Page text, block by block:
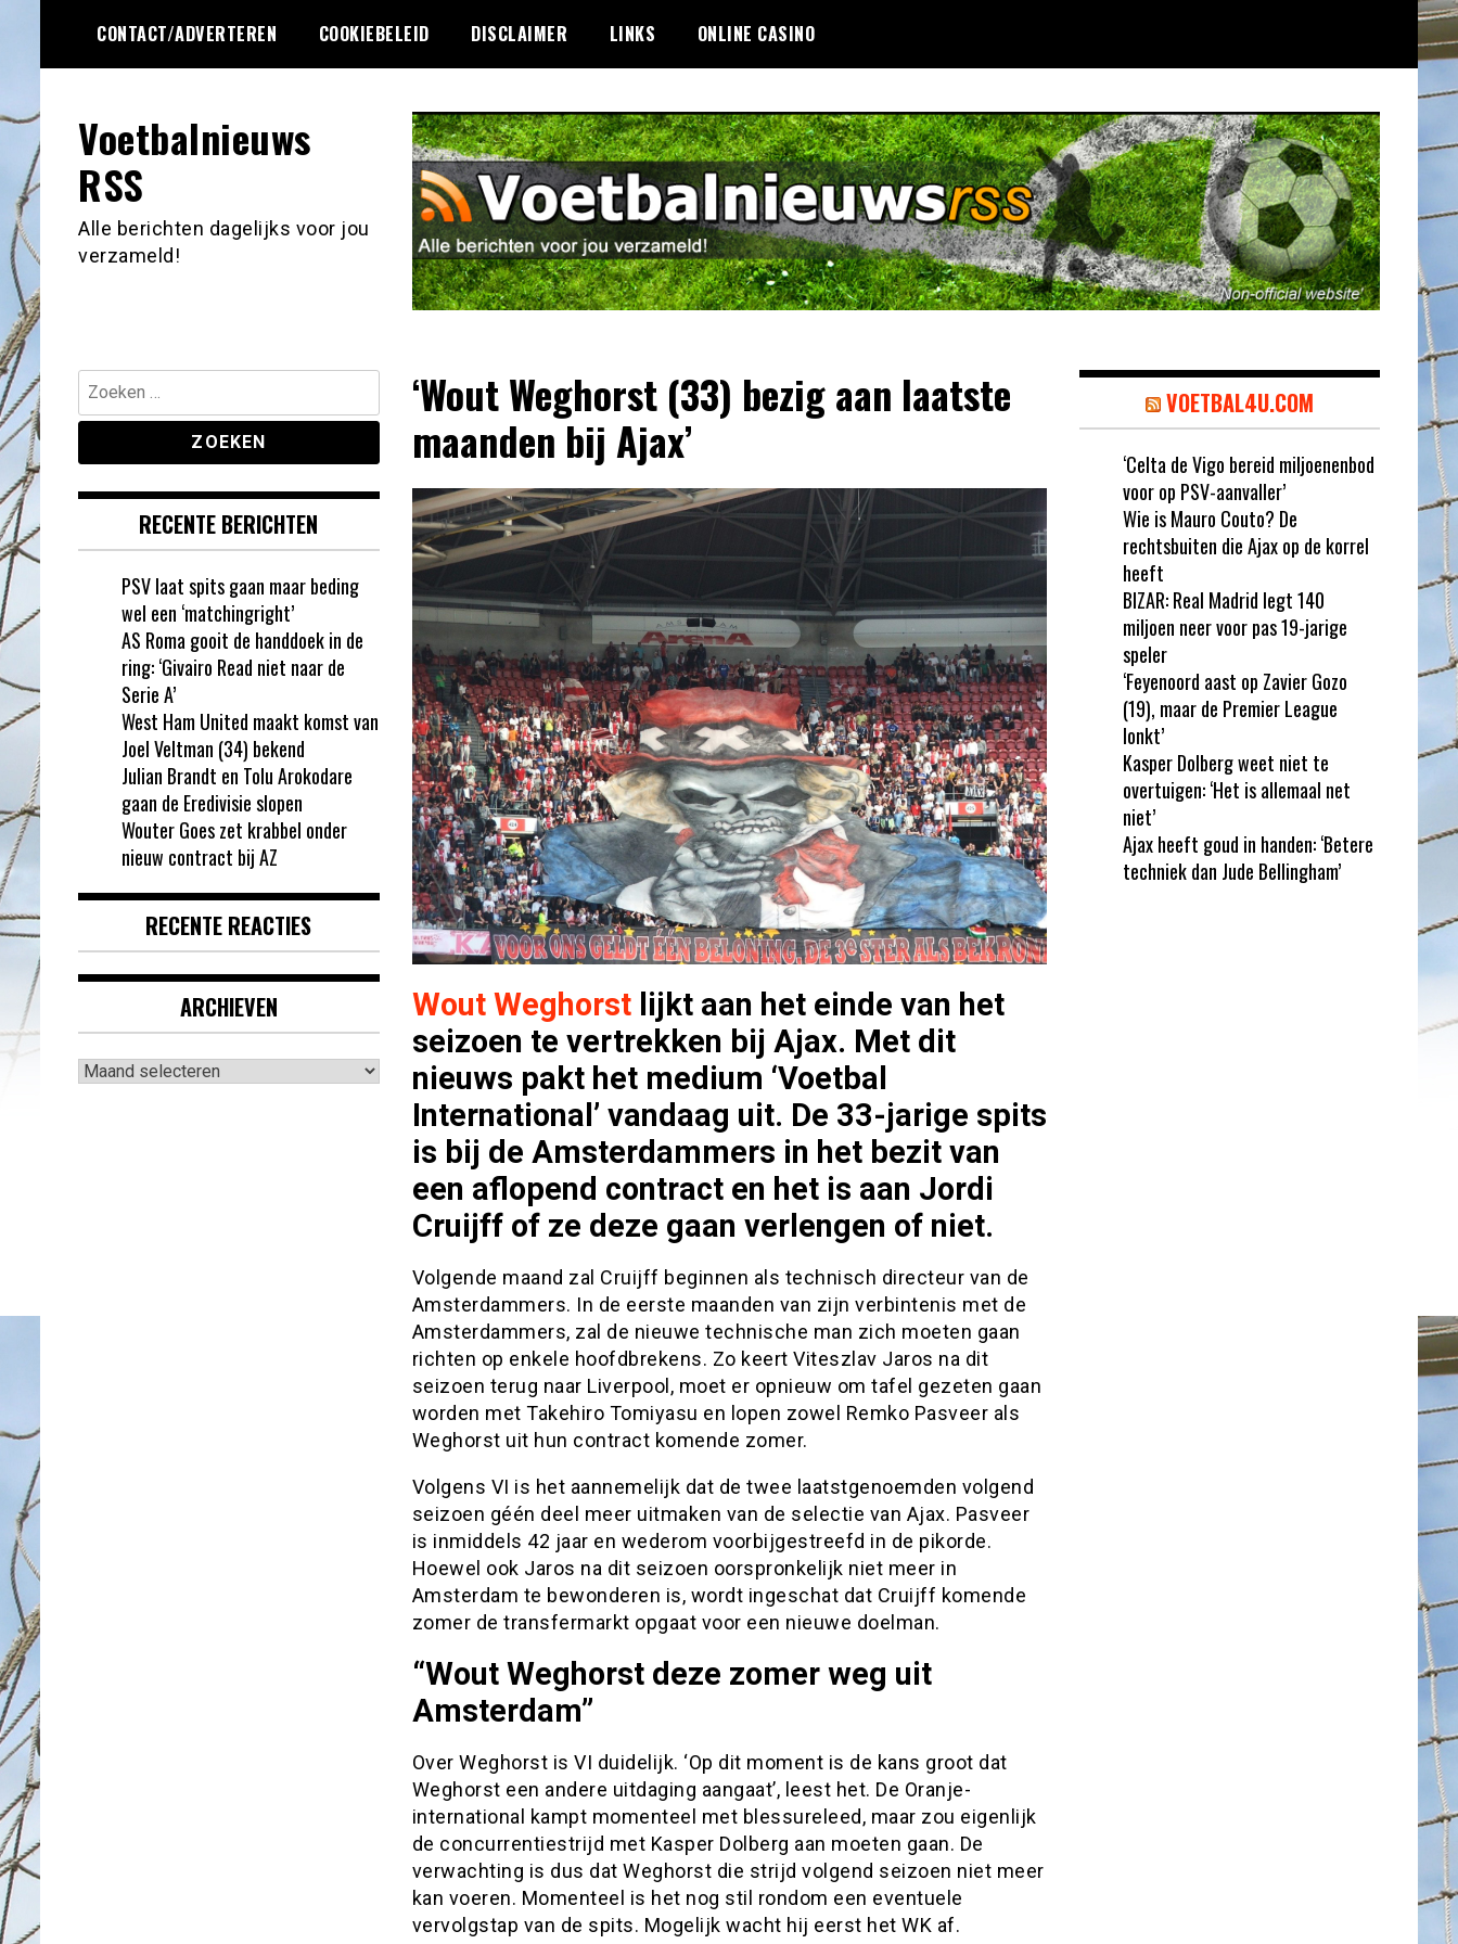
de
CONTACT/ADVERTEREN COOKIEBELEID DISCLAIMER LINKS ONLINE CASINO
Voetbalnieuws
RSS
Alle berichten dagelijks voor jou
verzameld!
‘Wout Weghorst (33) bezig aan laatste
maanden bij Ajax’
Wout Weghorstlijkt aan het einde van het
seizoen te vertrekken bij Ajax. Met dit
nieuws pakt het medium ‘Voetbal
International’ vandaag uit. De 33-jarige spits
is bij de Amsterdammers in het bezit van
een aflopend contract en het is aan Jordi
Cruijff of ze deze gaan verlengen of niet.
Volgende maand zal Cruijff beginnen als technisch directeur van de
Amsterdammers. In de eerste maanden van zijn verbintenis met de
Amsterdammers, zal de nieuwe technische man zich moeten gaan
richten op enkele hoofdbrekens. Zo keert Viteszlav Jaros na dit
seizoen terug naar Liverpool, moet er opnieuw om tafel gezeten gaan
worden met Takehiro Tomiyasu en lopen zowel Remko Pasveer als
Weghorst uit hun contract komende zomer.
Volgens VI is het aannemelijk dat de twee laatstgenoemden volgend
seizoen géén deel meer uitmaken van de selectie van Ajax. Pasveer
is inmiddels 42 jaar en wederom voorbijgestreefd in de pikorde.
Hoewel ook Jaros na dit seizoen oorspronkelijk niet meer in
Amsterdam te bewonderen is, wordt ingeschat dat Cruijff komende
zomer de transfermarkt opgaat voor een nieuwe doelman.
“Wout Weghorst deze zomer weg uit
Amsterdam”
Over Weghorst is VI duidelijk. ‘Op dit moment is de kans groot dat
Weghorst een andere uitdaging aangaat’, leest het. De Oranje-
international kampt momenteel met blessureleed, maar zou eigenlijk
de concurrentiestrijd met Kasper Dolberg aan moeten gaan. De
verwachting is dus dat Weghorst die strijd volgend seizoen niet meer
kan voeren. Momenteel is het nog stil rondom een eventuele
vervolgstap van de spits. Mogelijk wacht hij eerst het WK af.
Zoeken
naar:
RECENTE BERICHTEN
PSV laat spits gaan maar beding
wel een ‘matchingright’
AS Roma gooit de handdoek in de
ring: ‘Givairo Read niet naar de
Serie A’
West Ham United maakt komst van
Joel Veltman (34) bekend
Julian Brandt en Tolu Arokodare
gaan de Eredivisie slopen
Wouter Goes zet krabbel onder
nieuw contract bij AZ
RECENTE REACTIES
ARCHIEVEN
Archieven
VOETBAL4U.COM
‘Celta de Vigo bereid miljoenenbod
voor op PSV-aanvaller’
Wie is Mauro Couto? De
rechtsbuiten die Ajax op de korrel
heeft
BIZAR: Real Madrid legt 140
miljoen neer voor pas 19-jarige
speler
‘Feyenoord aast op Zavier Gozo
(19), maar de Premier League
lonkt’
Kasper Dolberg weet niet te
overtuigen: ‘Het is allemaal net
niet’
Ajax heeft goud in handen: ‘Betere
techniek dan Jude Bellingham’